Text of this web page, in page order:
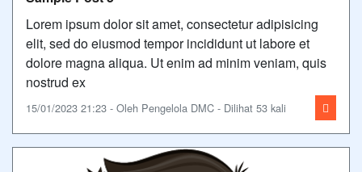
Lorem ipsum dolor sit amet, consectetur adipisicing
elit, sed do eiusmod tempor incididunt ut labore et
dolore magna aliqua. Ut enim ad minim veniam, quis
nostrud ex
15/01/2023 21:23 - Oleh Pengelola DMC - Dilihat 53 kali